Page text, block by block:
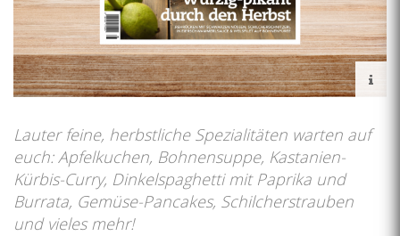
Lauter feine, herbstliche Spezialitäten warten auf
euch: Apfelkuchen, Bohnensuppe, Kastanien-
Kürbis-Curry, Dinkelspaghetti mit Paprika und
Burrata, Gemüse-Pancakes, Schilcherstrauben
und vieles mehr!